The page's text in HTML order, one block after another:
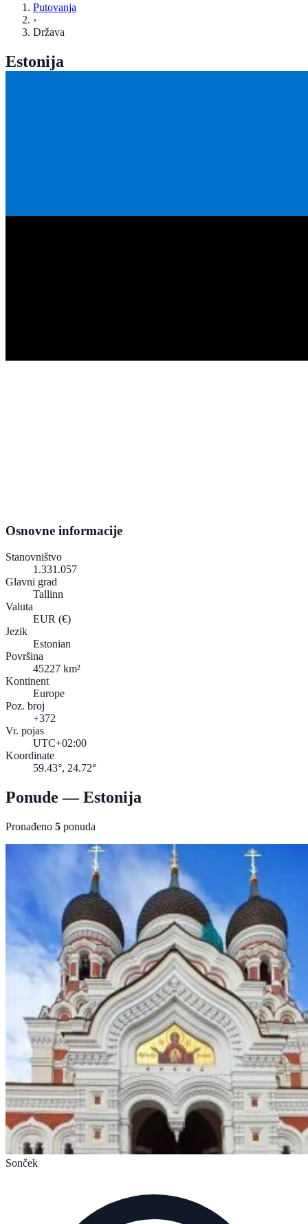
Putovanja
›
Država
Estonija
Osnovne informacije
Stanovništvo
1.331.057
Glavni grad
Tallinn
Valuta
EUR (€)
Jezik
Estonian
Površina
45227 km²
Kontinent
Europe
Poz. broj
+372
Vr. pojas
UTC+02:00
Koordinate
59.43°, 24.72°
Ponude — Estonija
Pronađeno 5 ponuda
Sonček